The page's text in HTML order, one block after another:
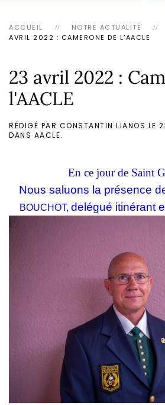
ACCUEIL NOTRE ACTUALITÉ
AVRIL 2022 : CAMERONE DE L'AACLE
23 avril 2022 :
l'AACLE
RÉDIGÉ PAR CONSTANTIN LIANOS LE
DANS AACLE.
En ce jour de Saint
Nous saluons la présence
BOUCHOT, delégué itinérant